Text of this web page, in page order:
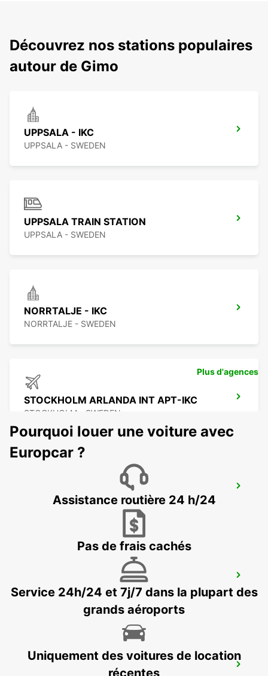
Découvrez nos stations populaires
autour de Gimo
UPPSALA - IKC
UPPSALA - SWEDEN
UPPSALA TRAIN STATION
UPPSALA - SWEDEN
NORRTALJE - IKC
NORRTALJE - SWEDEN
STOCKHOLM ARLANDA INT APT-IKC
STOCKHOLM - SWEDEN
ARLANDASTAD - SWEDEN
VALLENTUNA - SWEDEN
UPPLANDS VASBY
Plus d'agences
Pourquoi louer une voiture avec
Europcar ?
Assistance routière 24 h/24
Pas de frais cachés
Service 24h/24 et 7j/7 dans la plupart des
grands aéroports
Uniquement des voitures de location